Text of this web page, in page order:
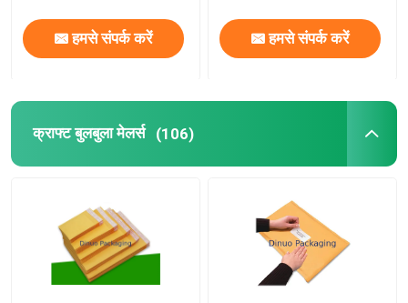
एयर कॉलम बैग
हमसे संपर्क करें हमसे संपर्क करें
क्राफ्ट बुलबुला मेलर्स (106)